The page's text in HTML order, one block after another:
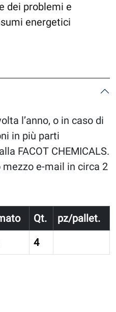
dei problemi e
energetici
l’anno, o in caso di
in più parti
FACOT CHEMICALS.
e-mail in circa 2
Qt.
pz/pallet.
4